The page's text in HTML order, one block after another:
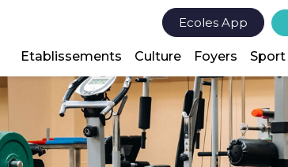
Ecoles App
Etablissements Culture Foyers Sport